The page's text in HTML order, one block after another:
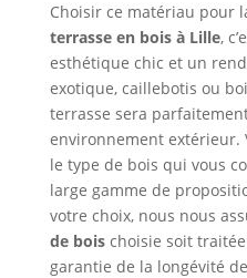
Choisir ce matériau pour
terrasse en bois à Lille,
esthétique chic et un
exotique, caillebotis ou
terrasse sera
environnement extérieur.
le type de bois qui vous
large gamme de
votre choix, nous nous
de boischoisie soit traitée
garantie de la longévité